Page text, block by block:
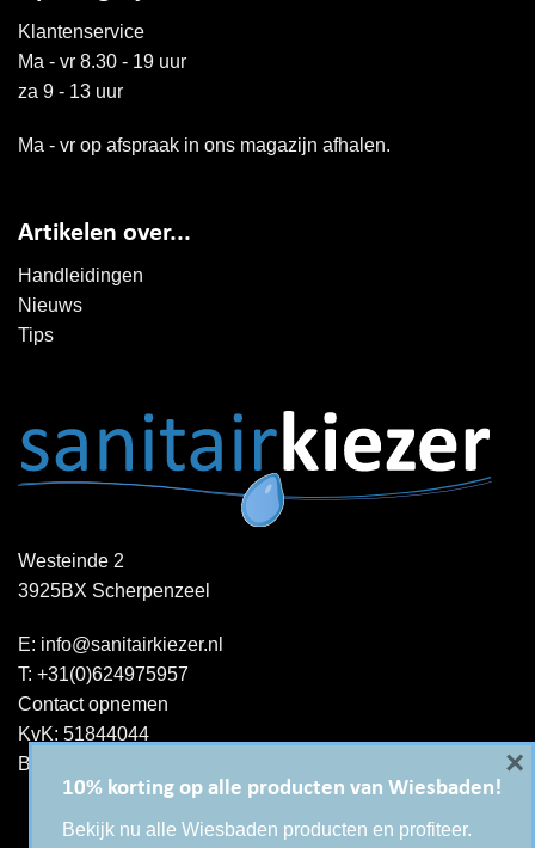
Klantenservice
Ma - vr 8.30 - 19 uur
za 9 - 13 uur
Ma - vr op afspraak in ons magazijn afhalen.
Artikelen over...
Handleidingen
Nieuws
Tips
Westeinde 2
3925BX Scherpenzeel
E: info@sanitairkiezer.nl
T: +31(0)624975957
Contact opnemen
KvK: 51844044
BTW-ID : NL001344060B15
10% korting op alle producten van Wiesbaden!
Bekijk nu alle Wiesbaden producten en profiteer.
×